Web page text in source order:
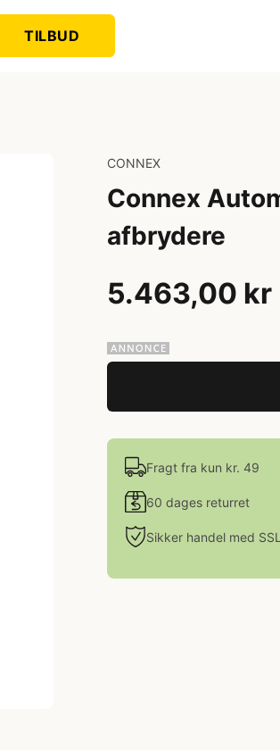
TILBUD
CONNEX
Connex
afbrydere
5.463,00 kr
Fragt fra kun kr. 49
60 dages returret
Sikker handel med